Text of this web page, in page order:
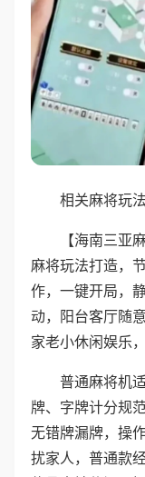
相关麻将玩
【海南三亚
麻将玩法打造，
作，一键开局，
动，阳台客厅随
家老小休闲娱乐
普通麻将机
牌、字牌计分规
无错牌漏牌，操
扰家人，普通款